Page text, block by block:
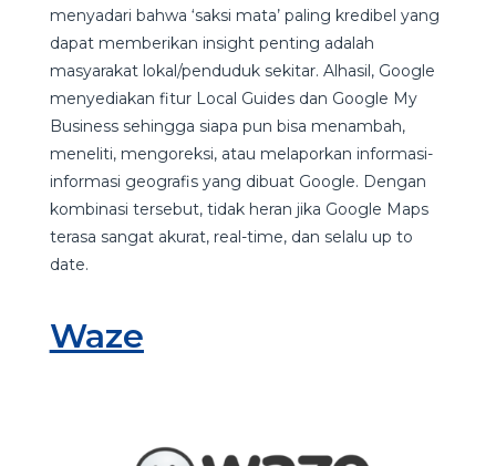
menyadari bahwa ‘saksi mata’ paling kredibel yang
dapat memberikan insight penting adalah
masyarakat lokal/penduduk sekitar. Alhasil, Google
menyediakan fitur Local Guides dan Google My
Business sehingga siapa pun bisa menambah,
meneliti, mengoreksi, atau melaporkan informasi-
informasi geografis yang dibuat Google. Dengan
kombinasi tersebut, tidak heran jika Google Maps
terasa sangat akurat, real-time, dan selalu up to
date.
Waze